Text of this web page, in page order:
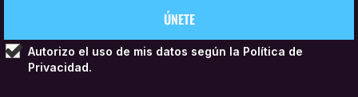
Autorizo el uso de mis datos según la Política de
Privacidad.